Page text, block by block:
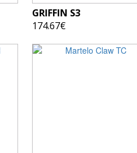
GRIFFIN S3
174.67€